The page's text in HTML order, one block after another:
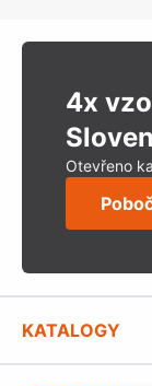
4x
Otevřeno
KATALOGY